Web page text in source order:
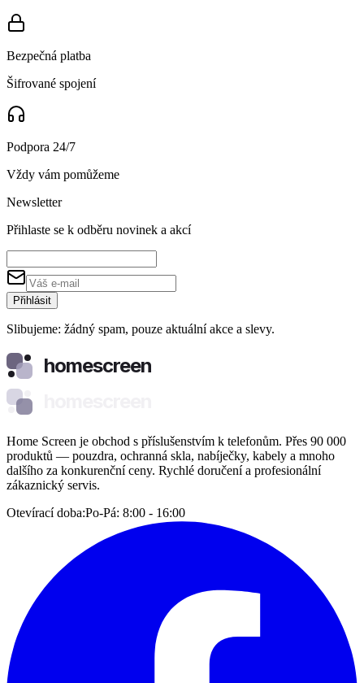
Bezpečná platba
Šifrované spojení
Podpora 24/7
Vždy vám pomůžeme
Newsletter
Přihlaste se k odběru novinek a akcí
Přihlásit
Slibujeme: žádný spam, pouze aktuální akce a slevy.
homescreen
Home Screen je obchod s příslušenstvím k telefonům. Přes 90 000
produktů — pouzdra, ochranná skla, nabíječky, kabely a mnoho
dalšího za konkurenční ceny. Rychlé doručení a profesionální
zákaznický servis.
Otevírací doba:Po-Pá: 8:00 - 16:00